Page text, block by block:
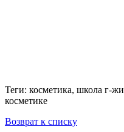
Теги: косметика, школа г-
косметике
Возврат к списку